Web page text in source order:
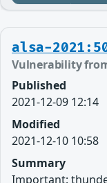
alsa-
Vulnerability
Published
2021-12-09 12:14
Modified
2021-12-10 10:58
Summary
Important: